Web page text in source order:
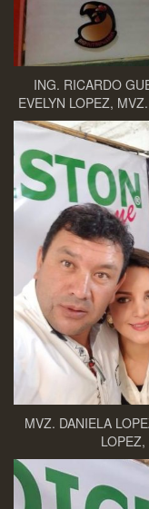
ING. RICARDO
EVELYN LOPEZ,
MVZ. DANIELA